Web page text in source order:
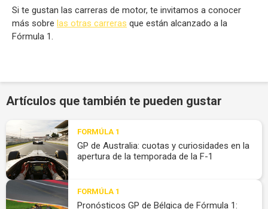
Si te gustan las carreras de motor, te invitamos a conocer
más sobre las otras carreras que están alcanzado a la
Fórmula 1.
Artículos que también te pueden gustar
FORMÚLA 1
GP de Australia: cuotas y curiosidades en la
apertura de la temporada de la F-1
FORMÚLA 1
Pronósticos GP de Bélgica de Fórmula 1: